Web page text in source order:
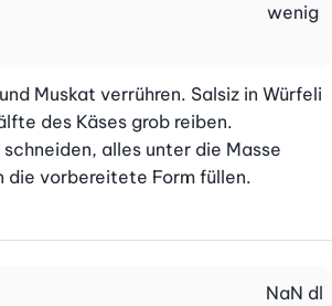
wenig
Muskat verrühren. Salsiz in Würfeli
des Käses grob reiben.
alles unter die Masse
die vorbereitete Form füllen.
NaN dl